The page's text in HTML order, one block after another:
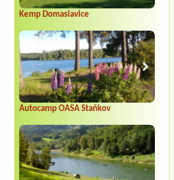
Kemp Domaslavice
Autocamp OASA Staňkov